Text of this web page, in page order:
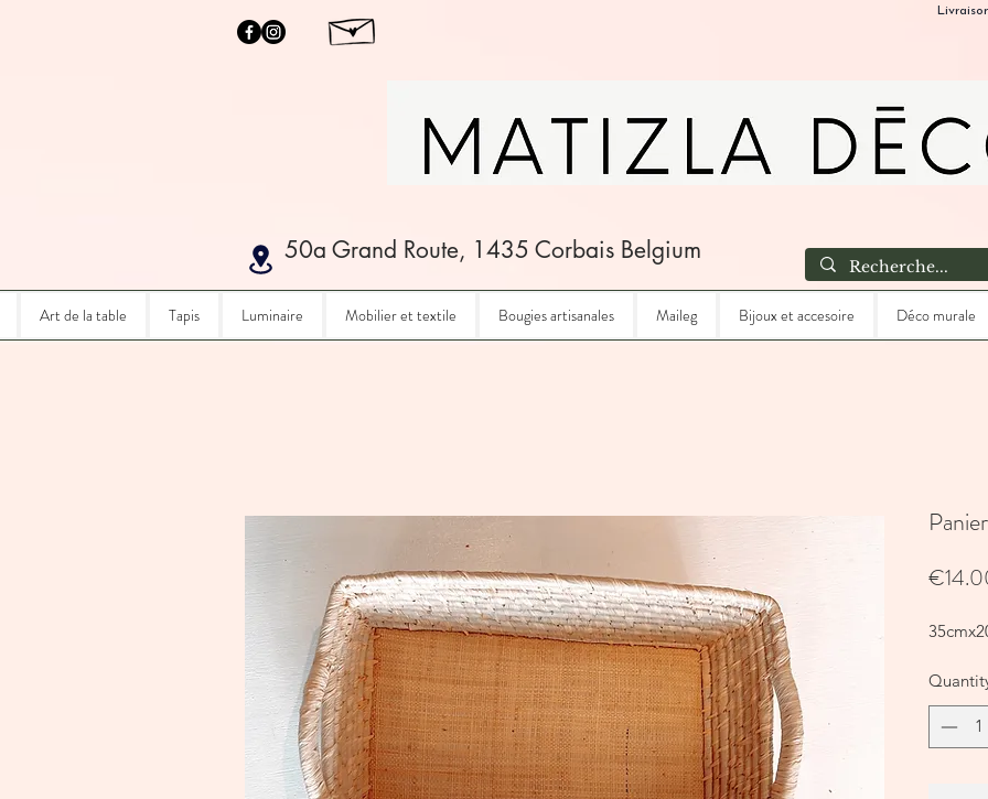
50a Grand Route, 1435 Corbais Belgium
Art de la table Tapis Luminaire Mobilier et textile Bougies artisanales Maileg Bijoux et accesoire Déco murale